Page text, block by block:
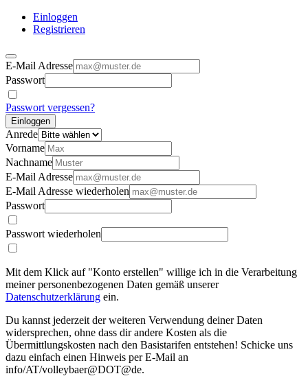
Einloggen
Registrieren
E-Mail Adresse
Passwort
Passwort vergessen?
Einloggen
Anrede
Vorname
Nachname
E-Mail Adresse
E-Mail Adresse wiederholen
Passwort
Passwort wiederholen
Mit dem Klick auf "Konto erstellen" willige ich in die Verarbeitung
meiner personenbezogenen Daten gemäß unserer
Datenschutzerklärung ein.
Du kannst jederzeit der weiteren Verwendung deiner Daten
widersprechen, ohne dass dir andere Kosten als die
Übermittlungskosten nach den Basistarifen entstehen! Schicke uns
dazu einfach einen Hinweis per E-Mail an
info/AT/volleybaer@DOT@de.